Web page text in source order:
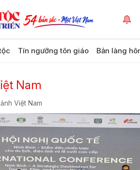
Tín ngưỡng tôn giáo Bản làng
Nam
Việt Nam